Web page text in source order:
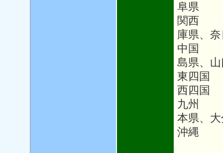
阜県
関西
庫県、
中国
島県、
東四
西四国
九州
本県、
沖縄